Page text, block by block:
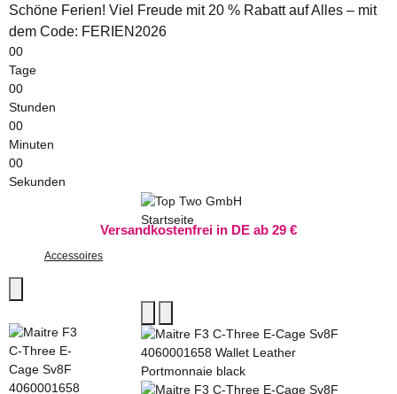
Schöne Ferien! Viel Freude mit 20 % Rabatt auf Alles – mit
dem Code: FERIEN2026
00
Tage
00
Stunden
00
Minuten
00
Sekunden
Versandkostenfrei in DE ab 29 €
Accessoires